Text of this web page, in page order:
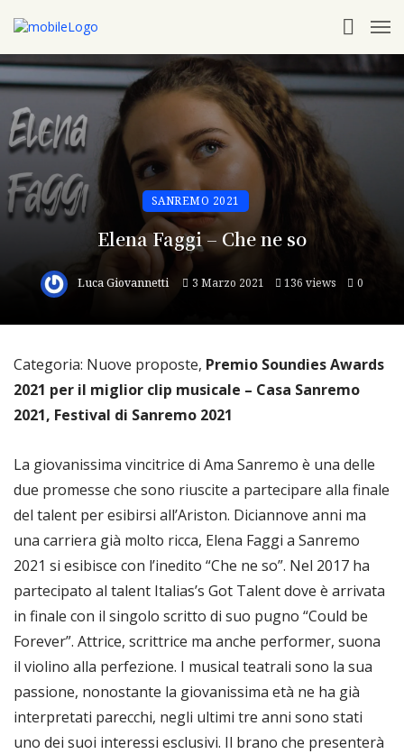
SANREMO 2021
Elena Faggi – Che ne so
Luca Giovannetti 3 Marzo 2021 136 views 0
Categoria: Nuove proposte, Premio Soundies Awards
2021 per il miglior clip musicale – Casa Sanremo
2021, Festival di Sanremo 2021
La giovanissima vincitrice di Ama Sanremo è una delle
due promesse che sono riuscite a partecipare alla finale
del talent per esibirsi all’Ariston. Diciannove anni ma
una carriera già molto ricca, Elena Faggi a Sanremo
2021 si esibisce con l’inedito “Che ne so”. Nel 2017 ha
partecipato al talent Italias’s Got Talent dove è arrivata
in finale con il singolo scritto di suo pugno “Could be
Forever”. Attrice, scrittrice ma anche performer, suona
il violino alla perfezione. I musical teatrali sono la sua
passione, nonostante la giovanissima età ne ha già
interpretati parecchi, negli ultimi tre anni sono stati
uno dei suoi interessi esclusivi. Il brano che presenterà